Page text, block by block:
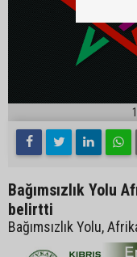
Bağımsızlık Yolu
belirtti
Bağımsızlık Yolu,